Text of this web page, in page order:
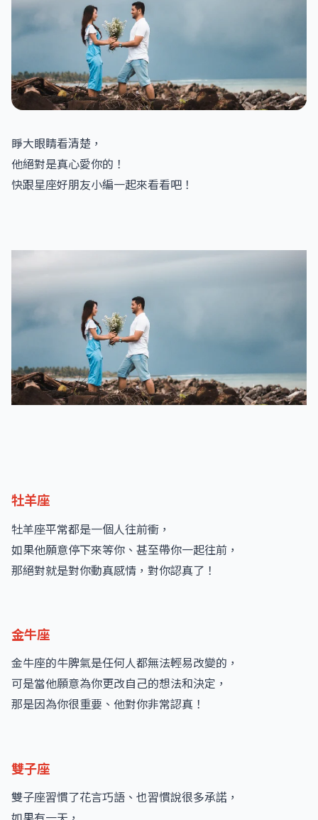
睜大眼睛看清楚，
他絕對是真心愛你的！
快跟星座好朋友小編一起來看看吧！
牡羊座
牡羊座平常都是一個人往前衝，
如果他願意停下來等你、甚至帶你一起往前，
那絕對就是對你動真感情，對你認真了！
金牛座
金牛座的牛脾氣是任何人都無法輕易改變的，
可是當他願意為你更改自己的想法和決定，
那是因為你很重要、他對你非常認真！
雙子座
雙子座習慣了花言巧語、也習慣說很多承諾，